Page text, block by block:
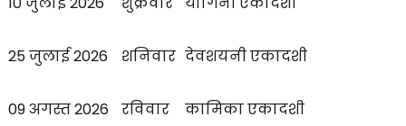
25 जुलाई 2026 शनिवार देवशयनी एकादशी
09 अगस्त 2026 रविवार कामिका एकादशी